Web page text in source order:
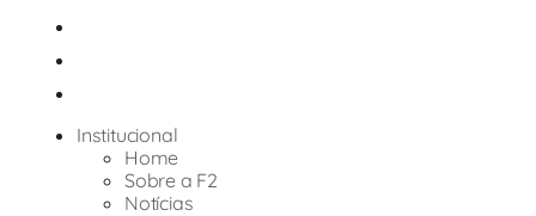
Institucional
Home
Sobre a F2
Notícias